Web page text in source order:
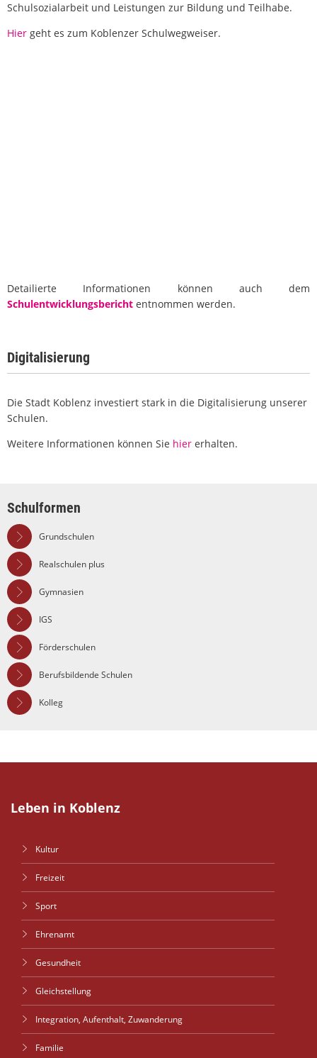
Schulsozialarbeit und Leistungen zur Bildung und Teilhabe.
Hier geht es zum Koblenzer Schulwegweiser.
Detailierte Informationen können auch dem
Schulentwicklungsbericht entnommen werden.
Digitalisierung
Die Stadt Koblenz investiert stark in die Digitalisierung unserer
Schulen.
Weitere Informationen können Sie hier erhalten.
Schulformen
Grundschulen
Realschulen plus
Gymnasien
IGS
Förderschulen
Berufsbildende Schulen
Kolleg
Leben in Koblenz
Kultur
Freizeit
Sport
Ehrenamt
Gesundheit
Gleichstellung
Integration, Aufenthalt, Zuwanderung
Familie